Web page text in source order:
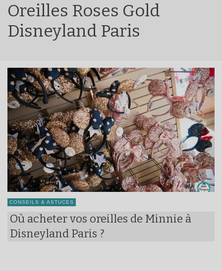
Oreilles Roses Gold
Disneyland Paris
CONSEILS & ASTUCES
Où acheter vos oreilles de Minnie à
Disneyland Paris ?